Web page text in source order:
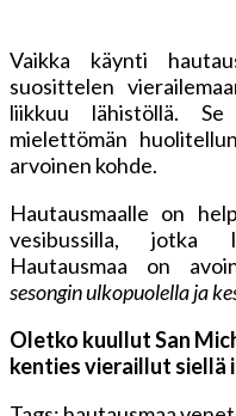
Vaikka käynti
suosittelen
liikkuu lähistöllä.
mielettömän
arvoinen kohde.
Hautausmaalle on
vesibussilla, jotka
Hautausmaa on
sesongin ulkopuolella ja
Oletko kuullut San
kenties vieraillut siellä